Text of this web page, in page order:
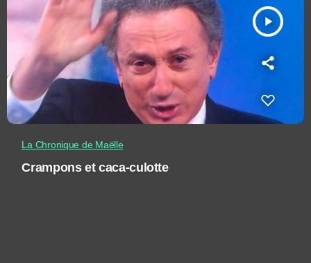
play_arrow
La Chronique de Maëlle
Crampons et caca-culotte